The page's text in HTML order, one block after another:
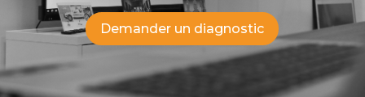
Demander un diagnostic